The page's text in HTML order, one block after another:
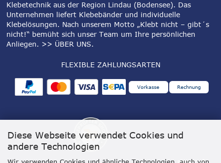
Diese Webseite verwendet Cookies und
andere Technologien
Wir verwenden Cookies und ähnliche Technologien, auch von
Klebetechnik aus der Region Lindau (Bodensee). Das
Unternehmen liefert Klebebänder und individuelle
Klebelösungen. Nach unserem Motto „Klebt nicht – gibt´s
nicht!“ bemüht sich unser Team um Ihre persönlichen
Anliegen. >> ÜBER UNS.
FLEXIBLE ZAHLUNGSARTEN
Vorkasse Rechnung